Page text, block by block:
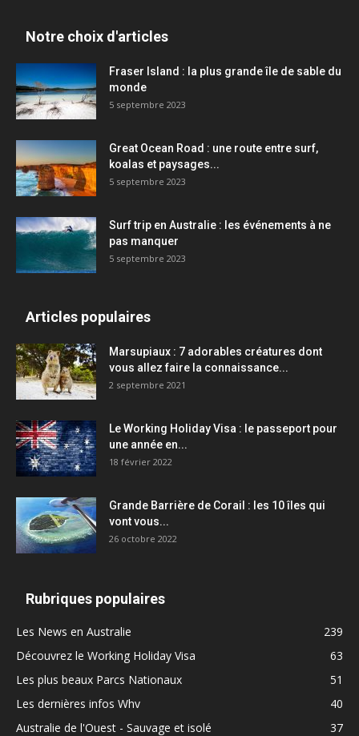
Notre choix d'articles
Fraser Island : la plus grande île de sable du
monde
5 septembre 2023
Great Ocean Road : une route entre surf,
koalas et paysages...
5 septembre 2023
Surf trip en Australie : les événements à ne
pas manquer
5 septembre 2023
Articles populaires
Marsupiaux : 7 adorables créatures dont
vous allez faire la connaissance...
2 septembre 2021
Le Working Holiday Visa : le passeport pour
une année en...
18 février 2022
Grande Barrière de Corail : les 10 îles qui
vont vous...
26 octobre 2022
Rubriques populaires
Les News en Australie
239
Découvrez le Working Holiday Visa
63
Les plus beaux Parcs Nationaux
51
Les dernières infos Whv
40
Australie de l'Ouest - Sauvage et isolé
37